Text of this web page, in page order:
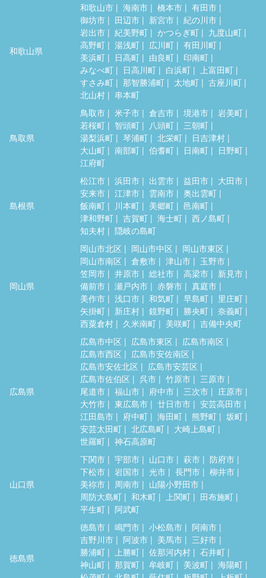
和歌山県
和歌山市 海南市 橋本市
有田市
御坊市
田辺市 新宮市
紀の川市
岩出市
紀美野町 かつらぎ町
九度山町
高野町
湯浅町 広川町
有田川町
美浜町
日高町 由良町
印南町
みなべ町
日高川町 白浜町
上富田町
すさみ町
那智勝浦町 太地町
古座川町
北山村
串本町
鳥取県
鳥取市 米子市 倉吉市 境港市
岩美町
若桜町
智頭町 八頭町
三朝町
湯梨浜町
琴浦町 北栄町
日吉津村
大山町
南部町 伯耆町 日南町
日野町
江府町
島根県
松江市 浜田市 出雲市 益田市
大田市
安来市
江津市 雲南市
奥出雲町
飯南町
川本町 美郷町
邑南町
津和野町
吉賀町 海士町
西ノ島町
知夫村
隠岐の島町
岡山県
岡山市北区 岡山市中区
岡山市東区
岡山市南区
倉敷市 津山市
玉野市
笠岡市
井原市 総社市 高梁市
新見市
備前市
瀬戸内市 赤磐市
真庭市
美作市
浅口市 和気町 早島町
里庄町
矢掛町
新庄村 鏡野町 勝央町
奈義町
西粟倉村
久米南町 美咲町 吉備中央町
広島県
広島市中区 広島市東区
広島市南区
広島市西区
広島市安佐南区
広島市安佐北区
広島市安芸区
広島市佐伯区
呉市 竹原市
三原市
尾道市
福山市 府中市 三次市
庄原市
大竹市
東広島市 廿日市市
安芸高田市
江田島市
府中町 海田町 熊野町
坂町
安芸太田町
北広島町
大崎上島町
世羅町
神石高原町
山口県
下関市 宇部市 山口市 萩市
防府市
下松市
岩国市 光市 長門市
柳井市
美祢市
周南市
山陽小野田市
周防大島町
和木町 上関町
田布施町
平生町
阿武町
徳島県
徳島市 鳴門市 小松島市
阿南市
吉野川市
阿波市 美馬市
三好市
勝浦町
上勝町 佐那河内村
石井町
神山町
那賀町 牟岐町 美波町
海陽町